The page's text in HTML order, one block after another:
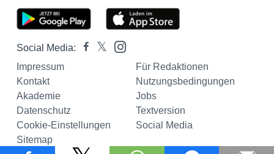
Social Media:
Impressum
Für Redaktionen
Kontakt
Nutzungsbedingungen
Akademie
Jobs
Datenschutz
Textversion
Cookie-Einstellungen
Social Media
Sitemap